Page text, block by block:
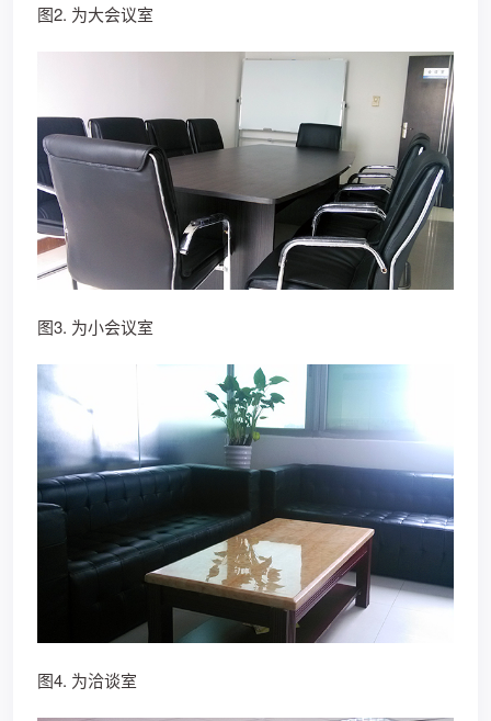
图2. 为大会议室
图3. 为小会议室
图4. 为洽谈室